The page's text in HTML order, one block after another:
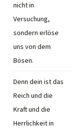
nicht in
Versuchung,
sondern erlöse
uns von dem
Bösen.
Denn dein ist das
Reich und die
Kraft und die
Herrlichkeit in